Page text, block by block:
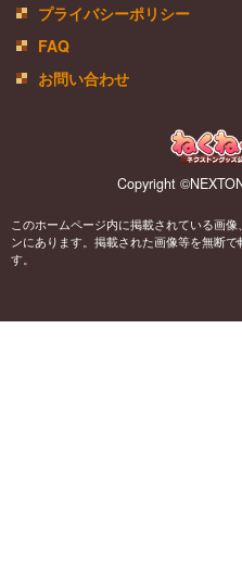
プライバシーポリシー
FAQ
お問い合わせ
Copyright
このホームページ内に掲載されている画
ンにあります。掲載された画像等を無断
す。